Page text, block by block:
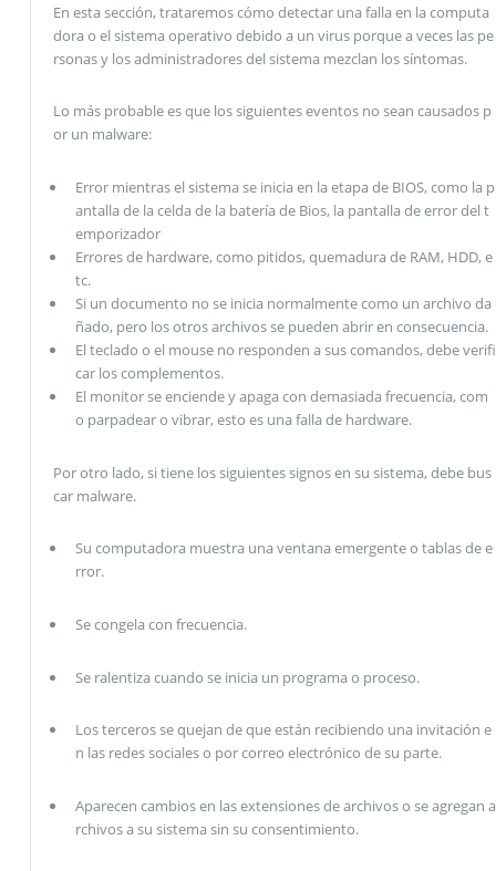
En esta sección, trataremos cómo detectar una falla en la computa
dora o el sistema operativo debido a un virus porque a veces las pe
rsonas y los administradores del sistema mezclan los síntomas.
Lo más probable es que los siguientes eventos no sean causados ​​p
or un malware:
Error mientras el sistema se inicia en la etapa de BIOS, como la p
antalla de la celda de la batería de Bios, la pantalla de error del t
emporizador
Errores de hardware, como pitidos, quemadura de RAM, HDD, e
tc.
Si un documento no se inicia normalmente como un archivo da
ñado, pero los otros archivos se pueden abrir en consecuencia.
El teclado o el mouse no responden a sus comandos, debe verifi
car los complementos.
El monitor se enciende y apaga con demasiada frecuencia, com
o parpadear o vibrar, esto es una falla de hardware.
Por otro lado, si tiene los siguientes signos en su sistema, debe bus
car malware.
Su computadora muestra una ventana emergente o tablas de e
rror.
Se congela con frecuencia.
Se ralentiza cuando se inicia un programa o proceso.
Los terceros se quejan de que están recibiendo una invitación e
n las redes sociales o por correo electrónico de su parte.
Aparecen cambios en las extensiones de archivos o se agregan a
rchivos a su sistema sin su consentimiento.